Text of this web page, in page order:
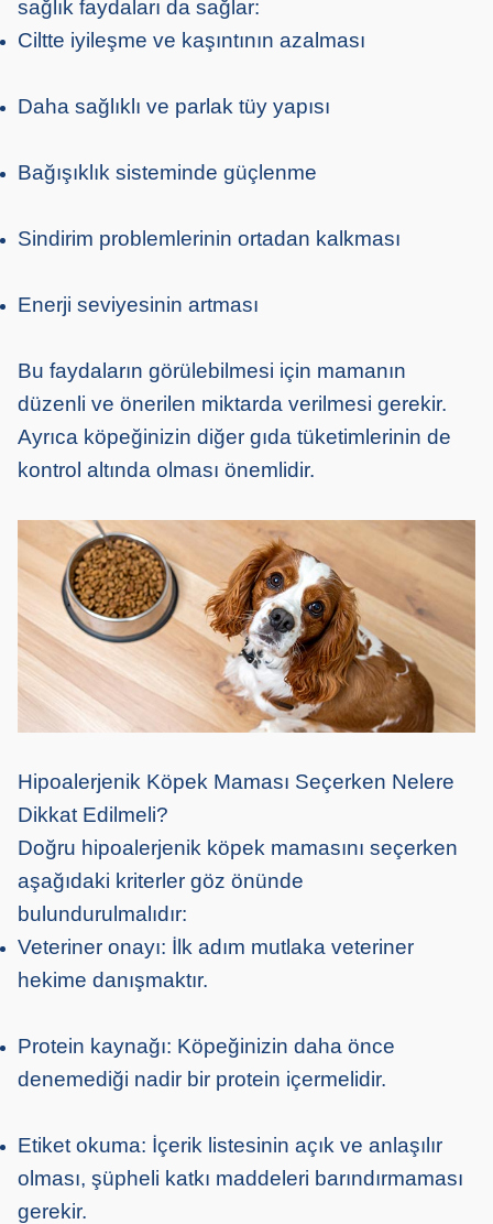
sağlık faydaları da sağlar:
Ciltte iyileşme ve kaşıntının azalması
Daha sağlıklı ve parlak tüy yapısı
Bağışıklık sisteminde güçlenme
Sindirim problemlerinin ortadan kalkması
Enerji seviyesinin artması
Bu faydaların görülebilmesi için mamanın
düzenli ve önerilen miktarda verilmesi gerekir.
Ayrıca köpeğinizin diğer gıda tüketimlerinin de
kontrol altında olması önemlidir.
Hipoalerjenik Köpek Maması Seçerken Nelere
Dikkat Edilmeli?
Doğru hipoalerjenik köpek mamasını seçerken
aşağıdaki kriterler göz önünde
bulundurulmalıdır:
Veteriner onayı: İlk adım mutlaka veteriner
hekime danışmaktır.
Protein kaynağı: Köpeğinizin daha önce
denemediği nadir bir protein içermelidir.
Etiket okuma: İçerik listesinin açık ve anlaşılır
olması, şüpheli katkı maddeleri barındırmaması
gerekir.